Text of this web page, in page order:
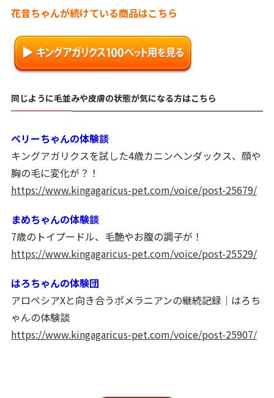
花音ちゃんが続けている商品はこちら
同じように毛並みや皮膚の状態が気になる方はこちら
ベリーちゃんの体験談
キングアガリクスを試した4歳カニンヘンダックス、顔や
胸の毛に変化が？！
https://www.kingagaricus-pet.com/voice/post-25679/
まめちゃんの体験談
7歳のトイプードル、毛艶やお腹の調子が！
https://www.kingagaricus-pet.com/voice/post-25529/
はろちゃんの体験団
アロペシアXと向き合うポメラニアンの継続記録｜はろち
ゃんの体験談
https://www.kingagaricus-pet.com/voice/post-25907/